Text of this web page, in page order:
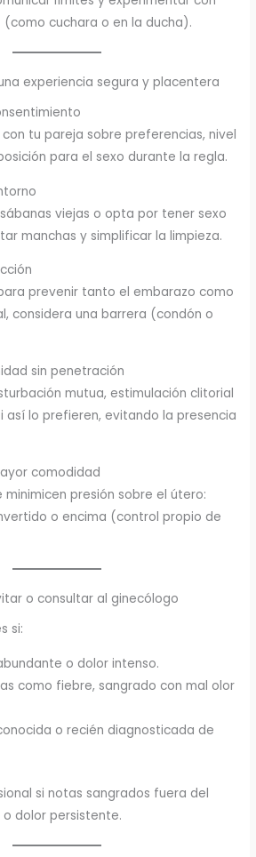
cuchara o en la ducha).
experiencia segura y placentera
tu pareja sobre preferencias, nivel
para el sexo durante la regla.
viejas o opta por tener sexo
manchas y simplificar la limpieza.
prevenir tanto el embarazo como
considera una barrera (condón o
sin penetración
mutua, estimulación clitorial
así lo prefieren, evitando la presencia
comodidad
minimicen presión sobre el útero:
o encima (control propio de
o consultar al ginecólogo
si:
o dolor intenso.
como fiebre, sangrado con mal olor
o recién diagnosticada de
si notas sangrados fuera del
dolor persistente.